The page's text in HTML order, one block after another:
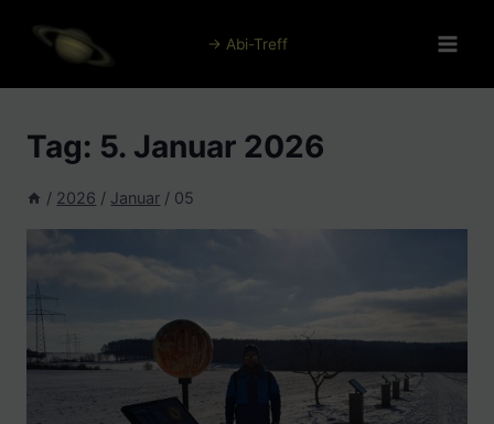
Inhalt
→ Abi-Treff
Tag: 5. Januar 2026
/ 2026 / Januar / 05